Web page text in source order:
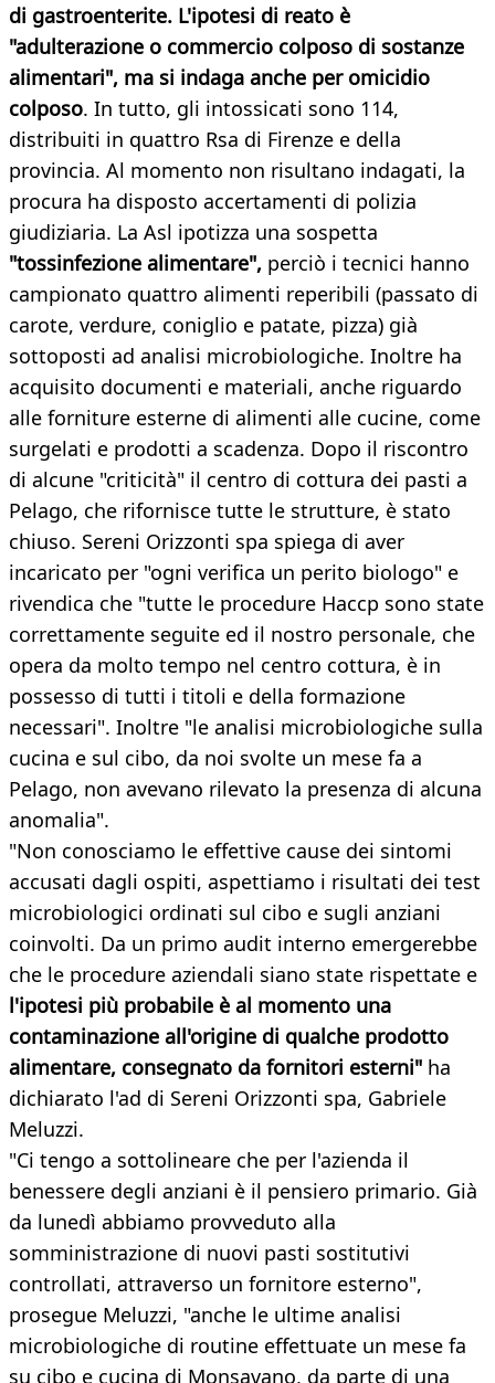
di gastroenterite. L'ipotesi di reato è
"adulterazione o commercio colposo di sostanze
alimentari", ma si indaga anche per omicidio
colposo. In tutto, gli intossicati sono 114,
distribuiti in quattro Rsa di Firenze e della
provincia. Al momento non risultano indagati, la
procura ha disposto accertamenti di polizia
giudiziaria. La Asl ipotizza una sospetta
"tossinfezione alimentare", perciò i tecnici hanno
campionato quattro alimenti reperibili (passato di
carote, verdure, coniglio e patate, pizza) già
sottoposti ad analisi microbiologiche. Inoltre ha
acquisito documenti e materiali, anche riguardo
alle forniture esterne di alimenti alle cucine, come
surgelati e prodotti a scadenza. Dopo il riscontro
di alcune "criticità" il centro di cottura dei pasti a
Pelago, che rifornisce tutte le strutture, è stato
chiuso. Sereni Orizzonti spa spiega di aver
incaricato per "ogni verifica un perito biologo" e
rivendica che "tutte le procedure Haccp sono state
correttamente seguite ed il nostro personale, che
opera da molto tempo nel centro cottura, è in
possesso di tutti i titoli e della formazione
necessari". Inoltre "le analisi microbiologiche sulla
cucina e sul cibo, da noi svolte un mese fa a
Pelago, non avevano rilevato la presenza di alcuna
anomalia".
"Non conosciamo le effettive cause dei sintomi
accusati dagli ospiti, aspettiamo i risultati dei test
microbiologici ordinati sul cibo e sugli anziani
coinvolti. Da un primo audit interno emergerebbe
che le procedure aziendali siano state rispettate e
l'ipotesi più probabile è al momento una
contaminazione all'origine di qualche prodotto
alimentare, consegnato da fornitori esterni" ha
dichiarato l'ad di Sereni Orizzonti spa, Gabriele
Meluzzi.
"Ci tengo a sottolineare che per l'azienda il
benessere degli anziani è il pensiero primario. Già
da lunedì abbiamo provveduto alla
somministrazione di nuovi pasti sostitutivi
controllati, attraverso un fornitore esterno",
prosegue Meluzzi, "anche le ultime analisi
microbiologiche di routine effettuate un mese fa
su cibo e cucina di Monsavano, da parte di una